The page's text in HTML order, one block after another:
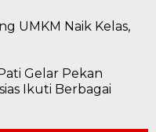
UMKM Naik Kelas,
Gelar Pekan
Ikuti Berbagai